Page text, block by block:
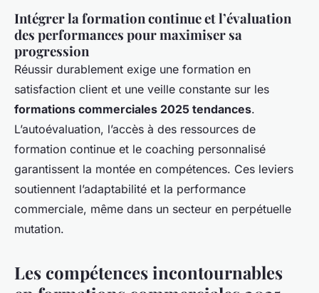
Intégrer la formation continue et l’évaluation
des performances pour maximiser sa
progression
Réussir durablement exige une formation en
satisfaction client et une veille constante sur les
formations commerciales 2025 tendances.
L’autoévaluation, l’accès à des ressources de
formation continue et le coaching personnalisé
garantissent la montée en compétences. Ces leviers
soutiennent l’adaptabilité et la performance
commerciale, même dans un secteur en perpétuelle
mutation.
Les compétences incontournables